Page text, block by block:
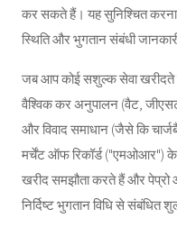
कर सकते हैं। यह सुनिश्चित करना
स्थिति और भुगतान संबंधी
जब आप कोई सशुल्क सेवा खरीदते
वैश्विक कर अनुपालन (वैट,
और विवाद समाधान (जैसे कि
मर्चेंट ऑफ रिकॉर्ड ("एमओआर")
खरीद समझौता करते हैं और पेप्रो
निर्दिष्ट भुगतान विधि से